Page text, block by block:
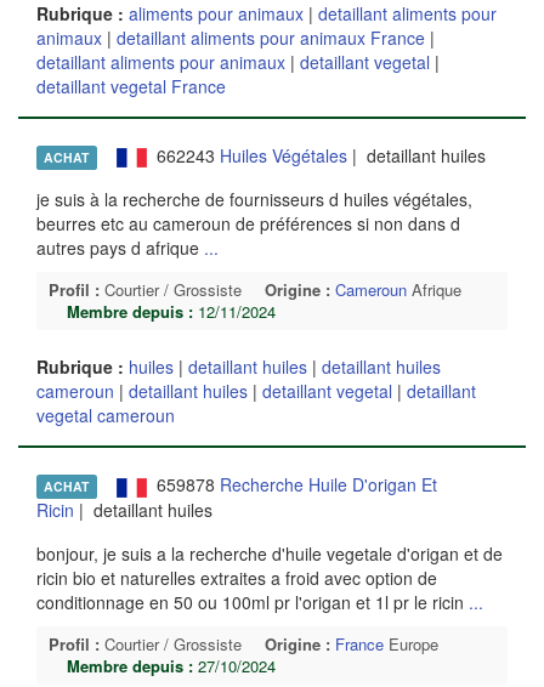
Rubrique : aliments pour animaux | detaillant aliments pour
animaux | detaillant aliments pour animaux France |
detaillant aliments pour animaux | detaillant vegetal |
detaillant vegetal France
ACHAT 662243 Huiles Végétales| detaillant huiles
je suis à la recherche de fournisseurs d huiles végétales,
beurres etc au cameroun de préférences si non dans d
autres pays d afrique ...
Profil : Courtier / Grossiste Origine : Cameroun Afrique
Membre depuis : 12/11/2024
Rubrique : huiles | detaillant huiles | detaillant huiles
cameroun | detaillant huiles | detaillant vegetal | detaillant
vegetal cameroun
ACHAT 659878 Recherche Huile D'origan Et
Ricin | detaillant huiles
bonjour, je suis a la recherche d'huile vegetale d'origan et de
ricin bio et naturelles extraites a froid avec option de
conditionnage en 50 ou 100ml pr l'origan et 1l pr le ricin ...
Profil : Courtier / Grossiste Origine : France Europe
Membre depuis : 27/10/2024